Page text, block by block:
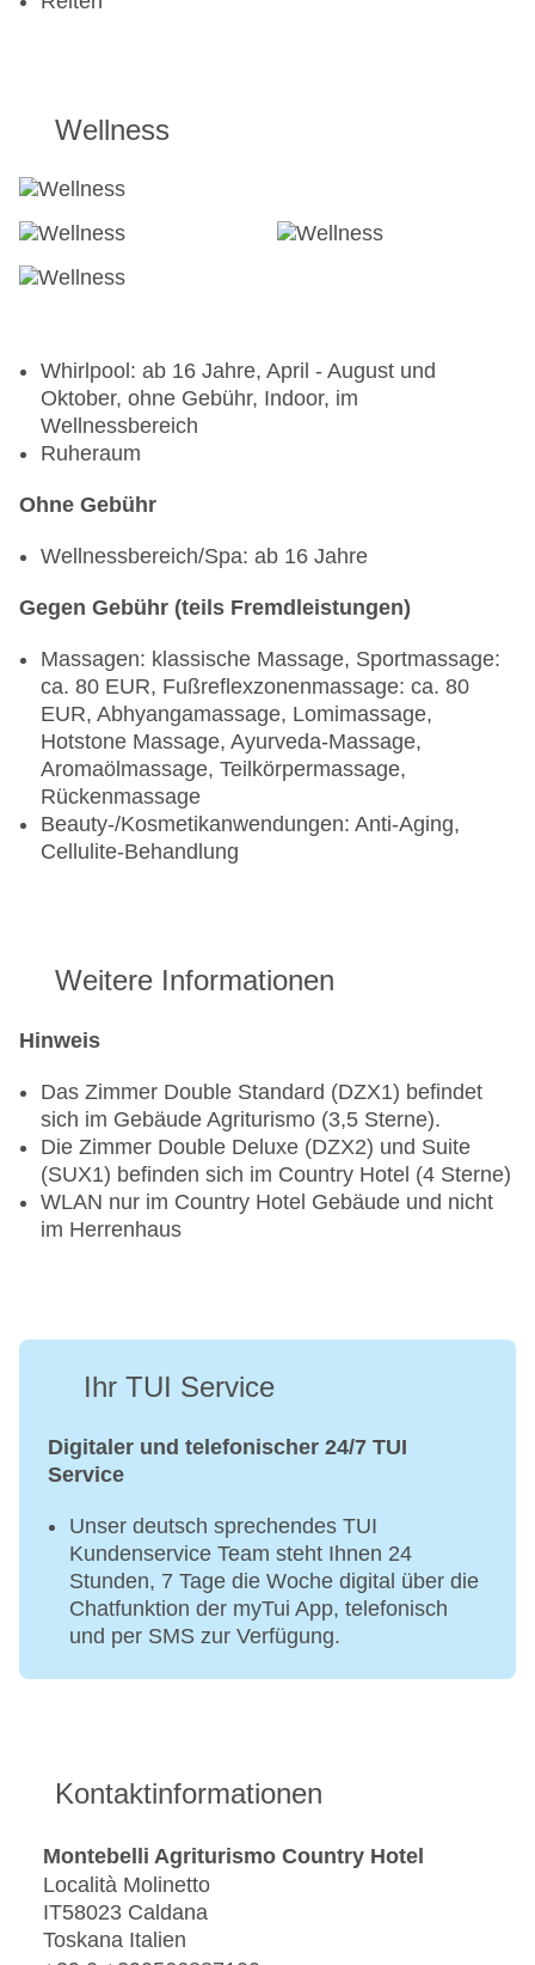
Wellness
Whirlpool: ab 16 Jahre, April - August und
Oktober, ohne Gebühr, Indoor, im
Wellnessbereich
Ruheraum
Ohne Gebühr
Wellnessbereich/Spa: ab 16 Jahre
Gegen Gebühr (teils Fremdleistungen)
Massagen: klassische Massage, Sportmassage:
ca. 80 EUR, Fußreflexzonenmassage: ca. 80
EUR, Abhyangamassage, Lomimassage,
Hotstone Massage, Ayurveda-Massage,
Aromaölmassage, Teilkörpermassage,
Rückenmassage
Beauty-/Kosmetikanwendungen: Anti-Aging,
Cellulite-Behandlung
Weitere Informationen
Hinweis
Das Zimmer Double Standard (DZX1) befindet
sich im Gebäude Agriturismo (3,5 Sterne).
Die Zimmer Double Deluxe (DZX2) und Suite
(SUX1) befinden sich im Country Hotel (4 Sterne)
WLAN nur im Country Hotel Gebäude und nicht
im Herrenhaus
Ihr TUI Service
Digitaler und telefonischer 24/7 TUI
Service
Unser deutsch sprechendes TUI
Kundenservice Team steht Ihnen 24
Stunden, 7 Tage die Woche digital über die
Chatfunktion der myTui App, telefonisch
und per SMS zur Verfügung.
Kontaktinformationen
Montebelli Agriturismo Country Hotel
Località Molinetto
IT58023 Caldana
Toskana Italien